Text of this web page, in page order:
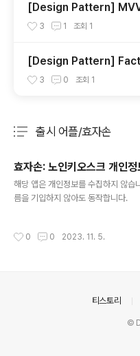
[Design Pattern]
3 1 조회 1
[Design Pattern]
3 0 조회 1
출시 어플/효자손
효자손: 노인키오스크 개인정
해당 앱은 개인정보를 수집하지 않습
름을 기입하지 않아도 동작합니다.
0 0 2023. 11. 5.
티스토리
©